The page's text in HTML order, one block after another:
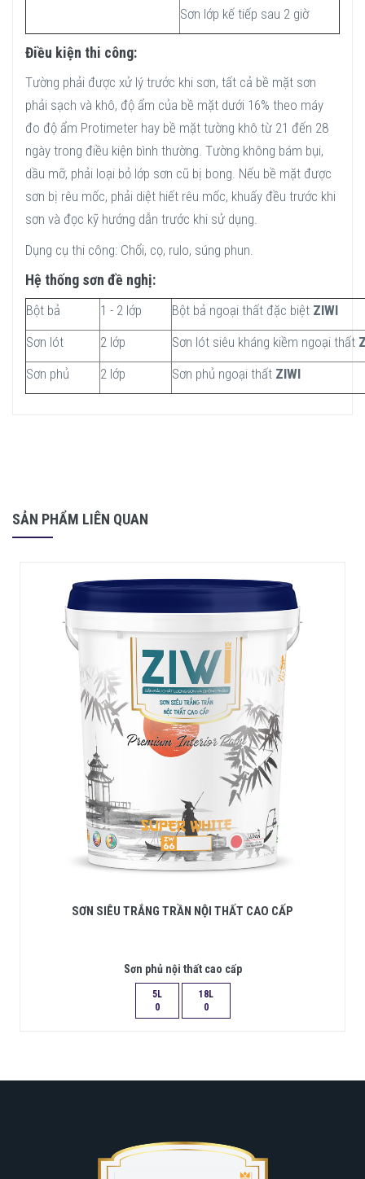
Sơn lớp kế tiếp sau 2 giờ
Điều kiện thi công:
Tường phải được xử lý trước khi sơn, tất cả bề mặt sơn
phải sạch và khô, độ ẩm của bề mặt dưới 16% theo máy
đo độ ẩm Protimeter hay bề mặt tường khô từ 21 đến 28
ngày trong điều kiện bình thường. Tường không bám bụi,
dầu mỡ, phải loại bỏ lớp sơn cũ bị bong. Nếu bề mặt được
sơn bị rêu mốc, phải diệt hiết rêu mốc, khuấy đều trước khi
sơn và đọc kỹ hướng dẫn trước khi sử dụng.
Dụng cụ thi công: Chổi, cọ, rulo, súng phun.
Hệ thống sơn đề nghị:
Bột bả 1 - 2 lớp Bột bả ngoại thất đặc biệt ZIWI
Sơn lót
2 lớp Sơn lót siêu kháng kiềm ngoại thất
Sơn phủ
2 lớp Sơn phủ ngoại thất ZIWI
SẢN PHẨM LIÊN QUAN
SƠN SIÊU TRẮNG TRẦN NỘI THẤT CAO CẤP
Sơn phủ nội thất cao cấp
5L
0
18L
0